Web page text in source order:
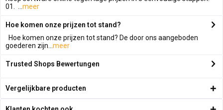
01. ... meer
Hoe komen onze prijzen tot stand?
Hoe komen onze prijzen tot stand? De door ons aangeboden
goederen zijn... meer
Trusted Shops Bewertungen
Vergelijkbare producten